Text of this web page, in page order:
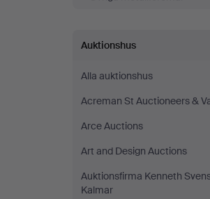
Auktionshus
Alla auktionshus
Acreman St Auctioneers &
Arce Auctions
Art and Design Auctions
Auktionsfirma Kenneth
Kalmar